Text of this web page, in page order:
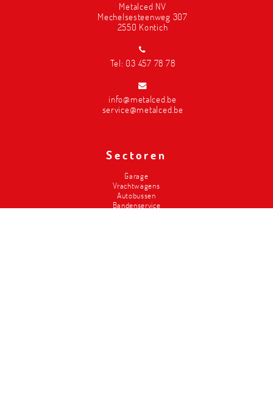
Metalced NV
Mechelsesteenweg 307
2550 Kontich
Tel: 03 457 78 78
info@metalced.be
service@metalced.be
Sectoren
Garage
Vrachtwagens
Autobussen
Bandenservice